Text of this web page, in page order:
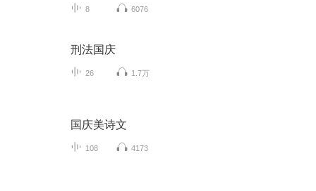
8 6076
刑法国庆
26 1.7万
国庆美诗文
108 4173